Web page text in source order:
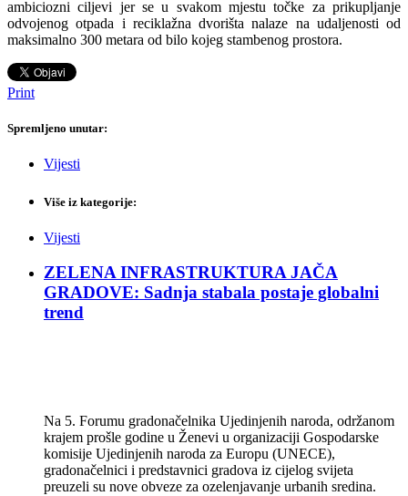
ambiciozni ciljevi jer se u svakom mjestu točke za prikupljanje
odvojenog otpada i reciklažna dvorišta nalaze na udaljenosti od
maksimalno 300 metara od bilo kojeg stambenog prostora.
Print
Spremljeno unutar:
Vijesti
Više iz kategorije:
Vijesti
ZELENA INFRASTRUKTURA JAČA
GRADOVE: Sadnja stabala postaje globalni
trend
Na 5. Forumu gradonačelnika Ujedinjenih naroda, održanom
krajem prošle godine u Ženevi u organizaciji Gospodarske
komisije Ujedinjenih naroda za Europu (UNECE),
gradonačelnici i predstavnici gradova iz cijelog svijeta
preuzeli su nove obveze za ozelenjavanje urbanih sredina.